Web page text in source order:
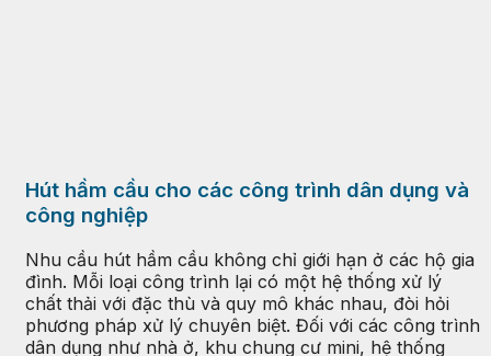
Hút hầm cầu cho các công trình dân dụng và
công nghiệp
Nhu cầu hút hầm cầu không chỉ giới hạn ở các hộ gia
đình. Mỗi loại công trình lại có một hệ thống xử lý
chất thải với đặc thù và quy mô khác nhau, đòi hỏi
phương pháp xử lý chuyên biệt. Đối với các công trình
dân dụng như nhà ở, khu chung cư mini, hệ thống